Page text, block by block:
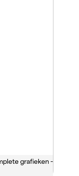
grafieken -